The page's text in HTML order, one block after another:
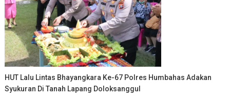
HUT Lalu Lintas Bhayangkara Ke-67 Polres Humbahas Adakan
Syukuran Di Tanah Lapang Doloksanggul